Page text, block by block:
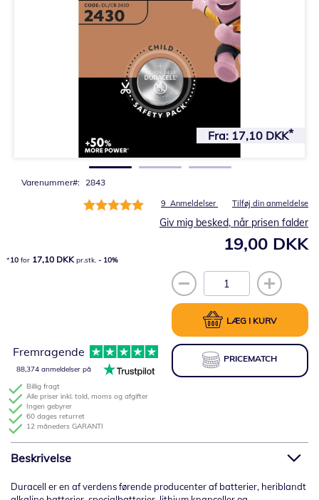
Varenummer 2843
Bedømmelse:
9 Anmeldelser Tilføj din anmeldelse
19,00 DKK
Giv mig besked, når prisen falder
LÆG I KURV
PRICEMATCH
10 for 17,10 DKK pr.stk.- 10%
Billig fragt
Alle priser inkl. told, moms og afgifter
Ingen gebyrer
60 dages returret
12 måneders GARANTI
Fremragende
88,374 anmeldelser på
Fra: 17,10 DKK
Beskrivelse
Duracell er en af verdens førende producenter af batterier, heriblandt